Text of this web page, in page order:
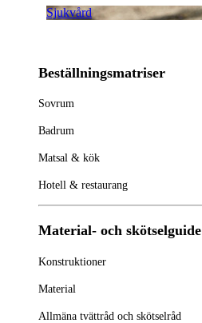
Sjukvård
Beställningsmatriser
Sovrum
Badrum
Matsal & kök
Hotell & restaurang
Material- och skötselguide
Konstruktioner
Material
Allmäna tvättråd och skötselråd